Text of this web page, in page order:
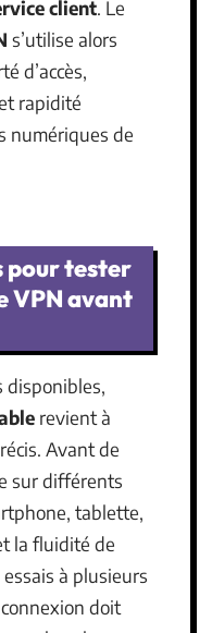
client. Le
s’utilise alors
d’accès,
rapidité
numériques de
pour tester
VPN avant
disponibles,
revient à
Avant de
sur différents
tablette,
la fluidité de
à plusieurs
doit